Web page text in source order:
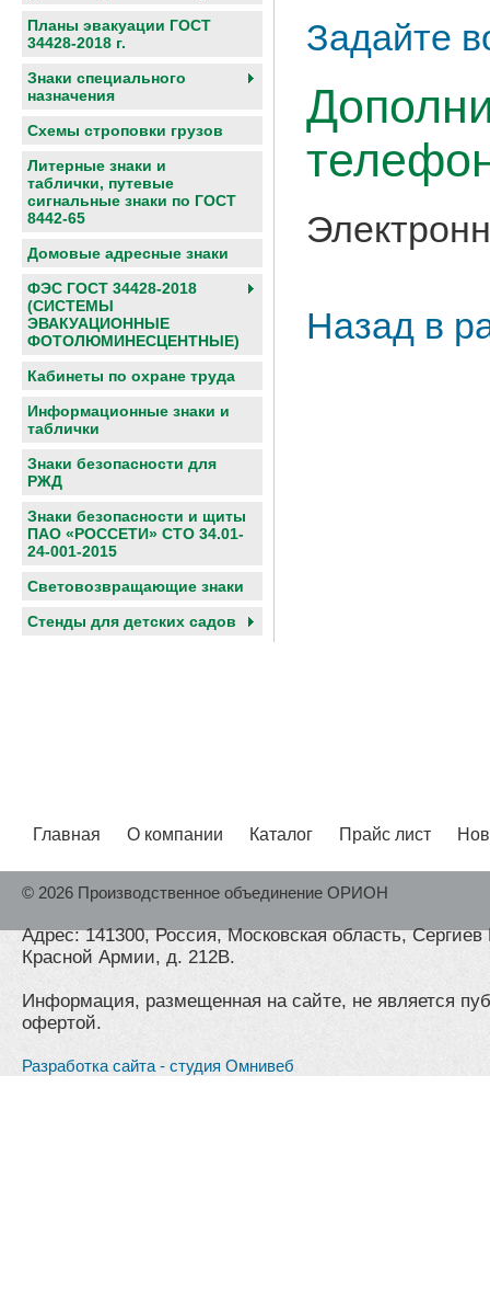
Планы эвакуации ГОСТ
34428-2018 г.
Знаки специального
назначения
Схемы строповки грузов
Литерные знаки и
таблички, путевые
сигнальные знаки по ГОСТ
8442-65
Домовые адресные знаки
ФЭС ГОСТ 34428-2018
(СИСТЕМЫ
ЭВАКУАЦИОННЫЕ
ФОТОЛЮМИНЕСЦЕНТНЫЕ)
Кабинеты по охране труда
Информационные знаки и
таблички
Знаки безопасности для
РЖД
Знаки безопасности и щиты
ПАО «РОССЕТИ» СТО 34.01-
24-001-2015
Световозвращающие знаки
Cтенды для детских садов
Задайте
Назад в
Главная О компании Каталог Прайс лист
© 2026 Производственное объединение ОРИОН
Адрес: 141300, Россия, Московская область,
Красной Армии, д. 212В.
Информация, размещенная на сайте, не является
офертой.
Разработка сайта - студия Омнивеб